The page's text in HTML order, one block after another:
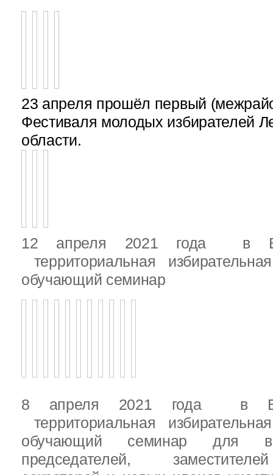
23 апреля прошёл первый
Фестиваля молодых избирателей
области.
12 апреля 2021 года в
территориальная
обучающий семинар
8 апреля 2021 года в
территориальная
обучающий семинар для
председателей,